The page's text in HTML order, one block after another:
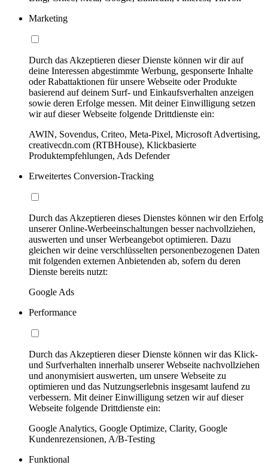
Marketing
Durch das Akzeptieren dieser Dienste können wir dir auf
deine Interessen abgestimmte Werbung, gesponserte Inhalte
oder Rabattaktionen für unsere Webseite oder Produkte
basierend auf deinem Surf- und Einkaufsverhalten anzeigen
sowie deren Erfolge messen. Mit deiner Einwilligung setzen
wir auf dieser Webseite folgende Drittdienste ein:
AWIN, Sovendus, Criteo, Meta-Pixel, Microsoft Advertising,
creativecdn.com (RTBHouse), Klickbasierte
Produktempfehlungen, Ads Defender
Erweitertes Conversion-Tracking
Durch das Akzeptieren dieses Dienstes können wir den Erfolg
unserer Online-Werbeeinschaltungen besser nachvollziehen,
auswerten und unser Werbeangebot optimieren. Dazu
gleichen wir deine verschlüsselten personenbezogenen Daten
mit folgenden externen Anbietenden ab, sofern du deren
Dienste bereits nutzt:
Google Ads
Performance
Durch das Akzeptieren dieser Dienste können wir das Klick-
und Surfverhalten innerhalb unserer Webseite nachvollziehen
und anonymisiert auswerten, um unsere Webseite zu
optimieren und das Nutzungserlebnis insgesamt laufend zu
verbessern. Mit deiner Einwilligung setzen wir auf dieser
Webseite folgende Drittdienste ein:
Google Analytics, Google Optimize, Clarity, Google
Kundenrezensionen, A/B-Testing
Funktional